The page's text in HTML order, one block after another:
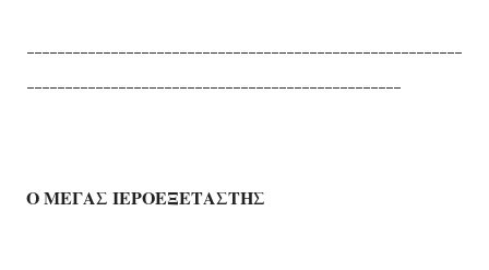
---------------------------------------------------------
-------------------------------------------------
Ο ΜΕΓΑΣ ΙΕΡΟΕΞΕΤΑΣΤΗΣ